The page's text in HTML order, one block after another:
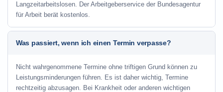
Langzeitarbeitslosen. Der Arbeitgeberservice der Bundesagentur
für Arbeit berät kostenlos.
Was passiert, wenn ich einen Termin verpasse?
Nicht wahrgenommene Termine ohne triftigen Grund können zu
Leistungsminderungen führen. Es ist daher wichtig, Termine
rechtzeitig abzusagen. Bei Krankheit oder anderen wichtigen